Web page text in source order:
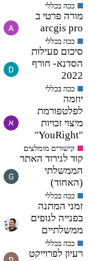
ככה בכללי
מורה פרטי ב
arcgis pro
ככה בכללי
סיכום פעילות
הסדנא- חורף
2022
ככה בכללי
יוזמה
לפלטפורמת
מיצוי זכויות
"YouRight"
קישורים מומלצים
קוד לגירוד האתר
הממשלתי
(האחוד)
ככה בכללי
זמני המתנה
בפנייה לגופים
ממשלתיים
ככה בכללי
רעיון לפרוייקט